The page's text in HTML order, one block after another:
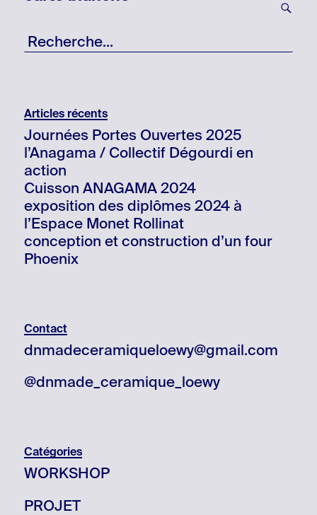
l’article
Recherche
pour
Articles récents
Journées Portes Ouvertes 2025
l’Anagama / Collectif Dégourdi en
action
Cuisson ANAGAMA 2024
exposition des diplômes 2024 à
l’Espace Monet Rollinat
conception et construction d’un four
Phoenix
Contact
dnmadeceramiqueloewy@gmail.com
@dnmade_ceramique_loewy
Catégories
WORKSHOP
PROJET